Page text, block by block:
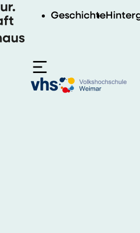
– Das Volkshaus in Weimar
Geschichte
Menü